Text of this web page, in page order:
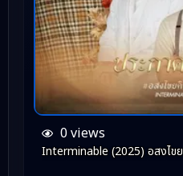
0 views
Interminable (2025) อสงไขย